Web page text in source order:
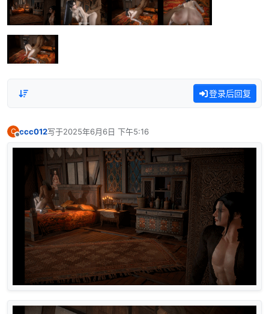
登录后回复
C ccc012写于2025年6月6日 下午5:16
最后由 编辑